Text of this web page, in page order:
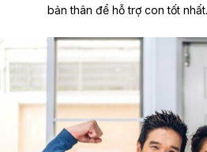
bản thân để hỗ trợ con tốt nhất.